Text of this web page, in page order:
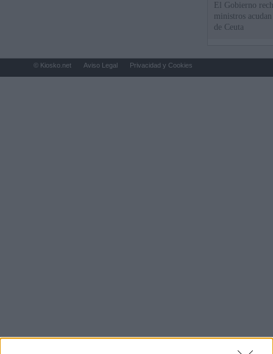
El Gobierno
ministros
de Ceuta
© Kiosko.net Aviso Legal Privacidad y Cookies